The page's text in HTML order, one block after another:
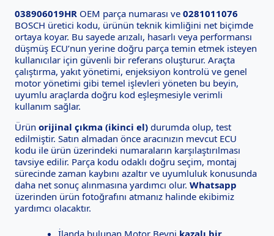
038906019HR OEM parça numarası ve 0281011076
BOSCH üretici kodu, ürünün teknik kimliğini net biçimde
ortaya koyar. Bu sayede arızalı, hasarlı veya performansı
düşmüş ECU’nun yerine doğru parça temin etmek isteyen
kullanıcılar için güvenli bir referans oluşturur. Araçta
çalıştırma, yakıt yönetimi, enjeksiyon kontrolü ve genel
motor yönetimi gibi temel işlevleri yöneten bu beyin,
uyumlu araçlarda doğru kod eşleşmesiyle verimli
kullanım sağlar.
Ürün orijinal çıkma (ikinci el) durumda olup, test
edilmiştir. Satın almadan önce aracınızın mevcut ECU
kodu ile ürün üzerindeki numaraların karşılaştırılması
tavsiye edilir. Parça kodu odaklı doğru seçim, montaj
sürecinde zaman kaybını azaltır ve uyumluluk konusunda
daha net sonuç alınmasına yardımcı olur. Whatsapp
üzerinden ürün fotoğrafını atmanız halinde ekibimiz
yardımcı olacaktır.